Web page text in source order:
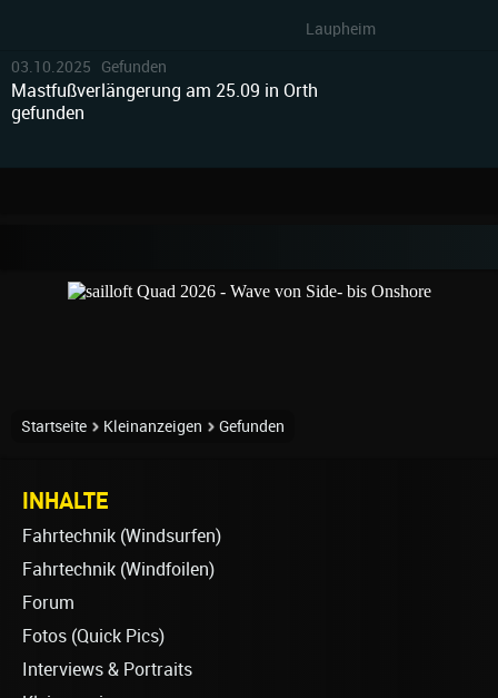
Laupheim
03.10.2025 Gefunden
Mastfußverlängerung am 25.09 in Orth
gefunden
Startseite Kleinanzeigen Gefunden
INHALTE
Fahrtechnik (Windsurfen)
Fahrtechnik (Windfoilen)
Forum
Fotos (Quick Pics)
Interviews & Portraits